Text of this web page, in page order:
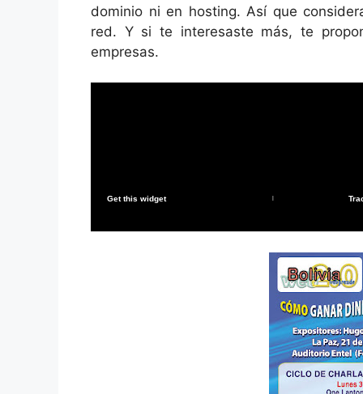
dominio ni en hosting. Así que
red. Y si te interesaste más, te
empresas.
Get this widget